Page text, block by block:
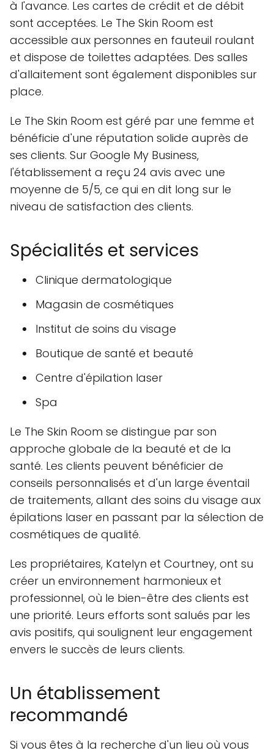
à l'avance. Les cartes de crédit et de débit
sont acceptées. Le The Skin Room est
accessible aux personnes en fauteuil roulant
et dispose de toilettes adaptées. Des salles
d'allaitement sont également disponibles sur
place.
Le The Skin Room est géré par une femme et
bénéficie d'une réputation solide auprès de
ses clients. Sur Google My Business,
l'établissement a reçu 24 avis avec une
moyenne de 5/5, ce qui en dit long sur le
niveau de satisfaction des clients.
Spécialités et services
Clinique dermatologique
Magasin de cosmétiques
Institut de soins du visage
Boutique de santé et beauté
Centre d'épilation laser
Spa
Le The Skin Room se distingue par son
approche globale de la beauté et de la
santé. Les clients peuvent bénéficier de
conseils personnalisés et d'un large éventail
de traitements, allant des soins du visage aux
épilations laser en passant par la sélection de
cosmétiques de qualité.
Les propriétaires, Katelyn et Courtney, ont su
créer un environnement harmonieux et
professionnel, où le bien-être des clients est
une priorité. Leurs efforts sont salués par les
avis positifs, qui soulignent leur engagement
envers le succès de leurs clients.
Un établissement
recommandé
Si vous êtes à la recherche d'un lieu où vous